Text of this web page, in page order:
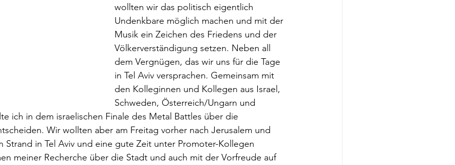
wollten wir das politisch eigentlich
Undenkbare möglich machen und mit der
Musik ein Zeichen des Friedens und der
Völkerverständigung setzen. Neben all
dem Vergnügen, das wir uns für die Tage
in Tel Aviv versprachen. Gemeinsam mit
den Kolleginnen und Kollegen aus Israel,
Schweden, Österreich/Ungarn und
ich in dem israelischen Finale des Metal Battles über die
Wir wollten aber am Freitag vorher nach Jerusalem und
Strand in Tel Aviv und eine gute Zeit unter Promoter-Kollegen
meiner Recherche über die Stadt und auch mit der Vorfreude auf